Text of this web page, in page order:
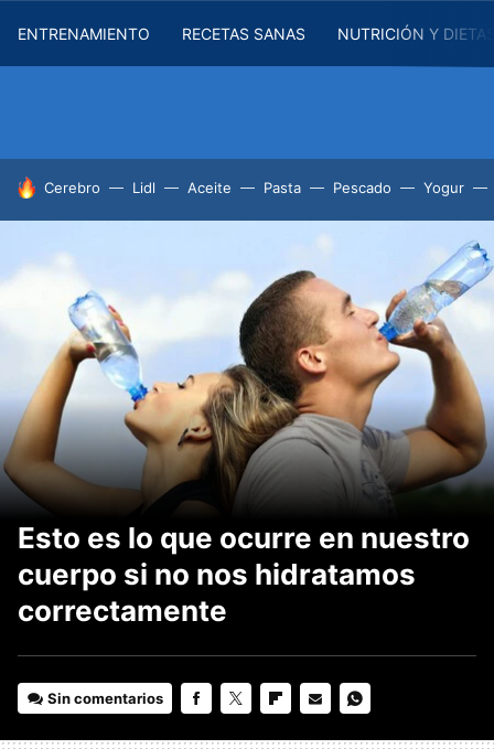
ENTRENAMIENTO RECETAS SANAS NUTRICIÓN Y
HOY SE HABLA DE
Cerebro Lidl Aceite Pasta Pescado Yogur
Esto es lo que ocurre en nuestro
cuerpo si no nos hidratamos
correctamente
Sin comentarios